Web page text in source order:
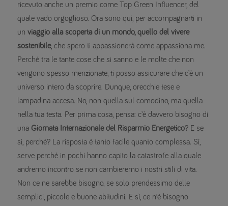
ricevuto anche un premio come Top Green Influencer, del
quale vado orgoglioso. Ora sono qui, per accompagnarti in
un viaggio alla scoperta di un mondo, quello del vivere
sostenibile, che spero ti appassionerà come appassiona me.
Perché tra le tante cose che si sanno e le molte che non
vengono spesso menzionate, ti posso assicurare che c’è un
universo intero da scoprire. Dunque, orecchie tese e
lampadina accesa. No, non quella sul comodino, ma quella
nella tua testa. Per prima cosa, pensa: c’è davvero bisogno di
una Giornata Internazionale del Risparmio Energetico? E se
si, perché? La risposta è tanto facile quanto complessa. Sì,
serve perché in pochi hanno capito la catastrofe alla quale
andremo incontro se non cambieremo i nostri stili di vita.
Non ce ne sarebbe bisogno, se solo prendessimo delle
semplici, piccole e buone abitudini. E sì, ce n’è bisogno